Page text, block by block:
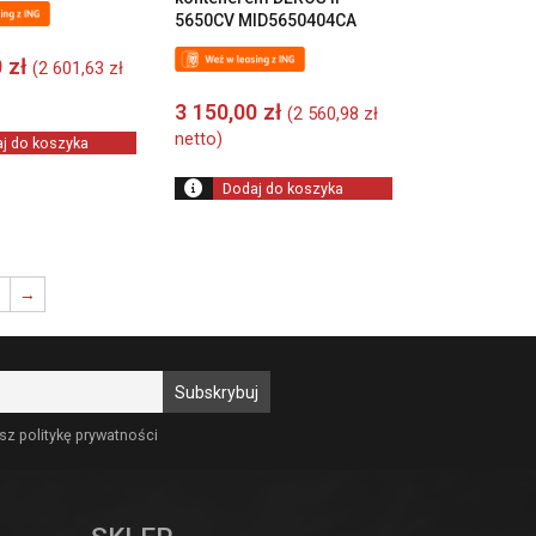
zł (2 601,63 zł
do koszyka
5650CV MID5650404CA
3 150,00 zł (2 560,98 zł
netto)
Dodaj do koszyka
→
politykę prywatności